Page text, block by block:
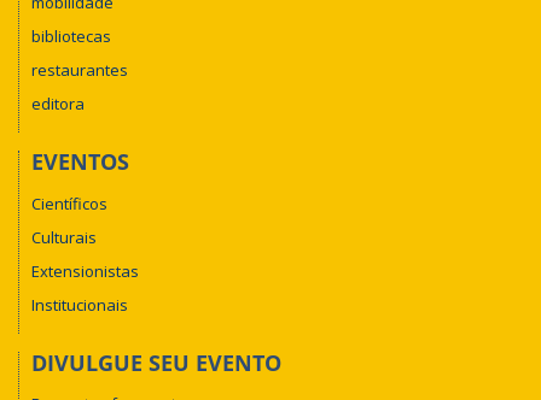
bibliotecas
restaurantes
editora
EVENTOS
Científicos
Culturais
Extensionistas
Institucionais
DIVULGUE SEU EVENTO